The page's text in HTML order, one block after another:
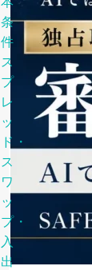
条
件
ス
プ
レ
ッ
ド・
ス
ワ
ッ
プ・
入
出